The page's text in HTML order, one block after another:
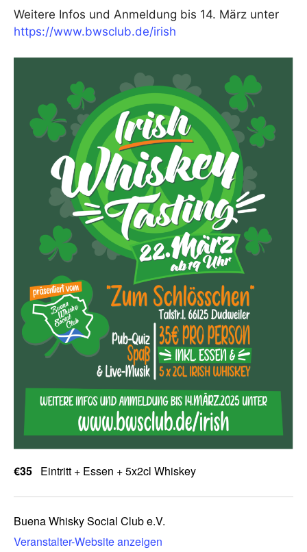
Weitere Infos und Anmeldung bis 14. März unter
https://www.bwsclub.de/irish
€35 Eintritt + Essen + 5x2cl Whiskey
Buena Whisky Social Club e.V.
Veranstalter-Website anzeigen